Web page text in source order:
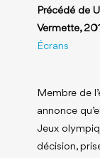
Précédé de
Vermette,
Écrans
Membre de
annonce
Jeux
décision,